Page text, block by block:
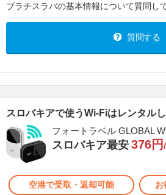
ブラチスラバの基本情報について質問し
質問する
スロバキアで使うWi-Fiはレンタル
フォートラベル GLOBAL
スロバキア最安 376円
空港で受取・返却可能 お